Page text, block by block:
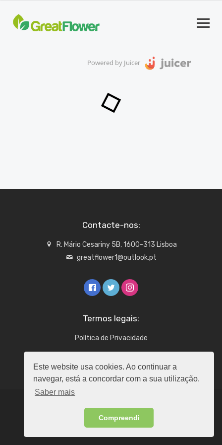
Este website usa cookies. Ao continuar a
navegar, está a concordar com a sua utilização.
Saber mais
Compreendi
Powered by Juicer
Contacte-nos:
R. Mário Cesariny 5B, 1600-313 Lisboa
greatflower1@outlook.pt
Termos legais:
Política de Privacidade
Copyright © 2026 - Todos os direitos reservados -
GreatFlower